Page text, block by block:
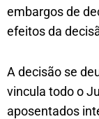
embargos de
efeitos da
A decisão se
vincula todo o
aposentados